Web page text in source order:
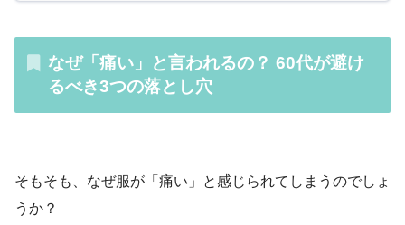
なぜ「痛い」と言われるの？ 60代が避け
るべき3つの落とし穴
そもそも、なぜ服が「痛い」と感じられてしまうのでしょ
うか？